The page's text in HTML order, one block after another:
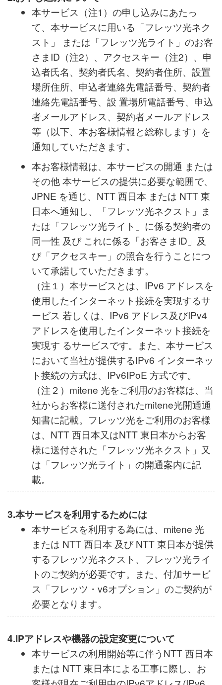
2.お申し込みについて
本サービス（注1）の申し込みにあたっ
て、本サービスに用いる「フレッツ光ネク
スト」 または「フレッツ光ライト」のお客
さまID（注2）、アクセスキー（注2）、申
込者氏名、契約者氏名、契約者住所、設置
場所住所、申込者連絡先電話番号、契約者
連絡先電話番号、設 置場所電話番号、申込
者メールアドレス、契約者メールアドレス
等（以下、本お客様情報と総称します）を
通知していただきます。
本お客様情報は、本サービスの開通 または
その他 本サービスの提供に必要な範囲で、
JPNE を通じ、NTT 西日本 または NTT 東
日本へ通知し、「フレッツ光ネクスト」ま
たは「フレッツ光ライト」に係る契約者の
同一性 及び これに係る「お客さまID」及
び「アクセスキー」の照合を行うことにつ
いて承諾していただきます。
（注１）本サービスとは、IPv6 アドレスを
使用したインターネット接続を実現するサ
ービス 若しくは、IPv6 アドレス及びIPv4
アドレスを使用したインターネット接続を
実現す るサービスです。また、本サービス
において当社が提供するIPv6 インターネッ
ト接続の方式は、IPv6IPoE 方式です。
（注２）mitene 光をご利用のお客様は、当
社からお客様に送付されたmitene光開通通
知書に記載。フレッツ光をご利用のお客様
は、NTT 西日本又はNTT 東日本からお客
様に送付された「フレッツ光ネクスト」又
は「フレッツ光ライト」の開通案内に記
3.本サービスを利用するためには
本サービスを利用する為には、mitene 光
または NTT 西日本 及び NTT 東日本が提供
するフレッツ光ネクスト、フレッツ光ライ
トのご契約が必要です。また、付加サービ
ス「フレッツ・v6オプション」のご契約が
4.IPアドレスや機器の設定変更について
本サービスの利用開始等に伴うNTT 西日本